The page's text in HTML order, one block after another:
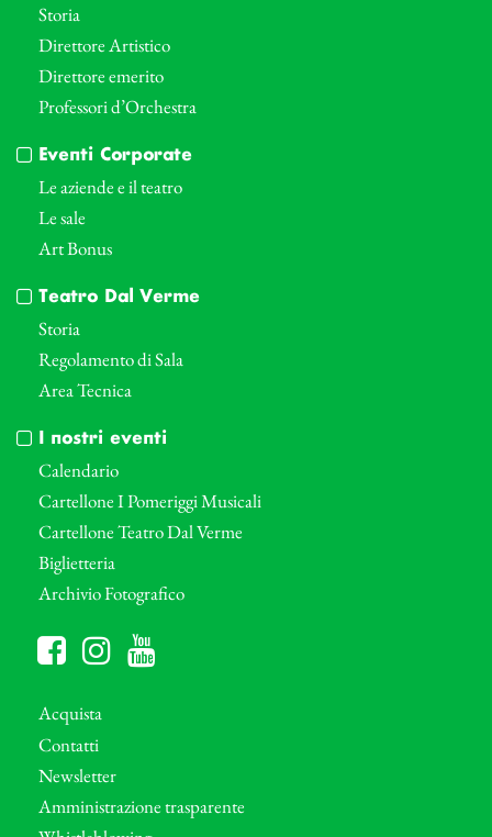
Storia
Direttore Artistico
Direttore emerito
Professori d’Orchestra
Eventi Corporate
Le aziende e il teatro
Le sale
Art Bonus
Teatro Dal Verme
Storia
Regolamento di Sala
Area Tecnica
I nostri eventi
Calendario
Cartellone I Pomeriggi Musicali
Cartellone Teatro Dal Verme
Biglietteria
Archivio Fotografico
Acquista
Contatti
Newsletter
Amministrazione trasparente